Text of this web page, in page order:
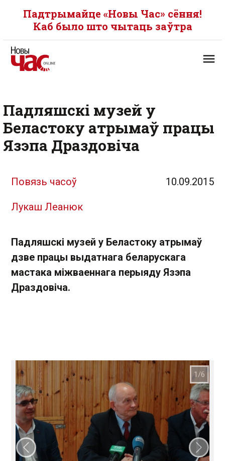
Падтрымайце «Новы Час» сёння!
Каб было што чытаць заўтра
Падляшскі музей у
Беластоку атрымаў працы
Язэпа Драздовіча
Повязь часоў 10.09.2015
Лукаш Леанюк
Падляшскі музей у Беластоку атрымаў
дзве працы выдатнага беларускага
мастака міжваеннага перыяду Язэпа
Драздовіча.
Папярэдні слайд